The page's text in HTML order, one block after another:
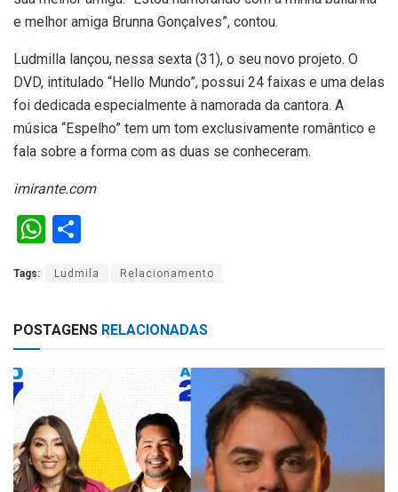
e melhor amiga Brunna Gonçalves”, contou.
Ludmilla lançou, nessa sexta (31), o seu novo projeto. O
DVD, intitulado “Hello Mundo”, possui 24 faixas e uma delas
foi dedicada especialmente à namorada da cantora. A
música “Espelho” tem um tom exclusivamente romântico e
fala sobre a forma com as duas se conheceram.
imirante.com
W
at
A
ar
Tags: Ludmila Relacionamento
POSTAGENS RELACIONADAS